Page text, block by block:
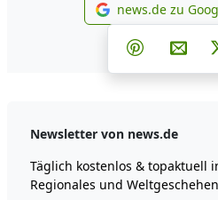
news.de zu
Teilen
Teilen auf
Per
Newsletter von news.de
Täglich kostenlos & topaktuell
Regionales und